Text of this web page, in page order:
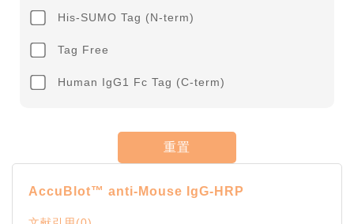
His-SUMO Tag (N-term)
Tag Free
Human IgG1 Fc Tag (C-term)
重置
AccuBlot™ anti-Mouse IgG-HRP